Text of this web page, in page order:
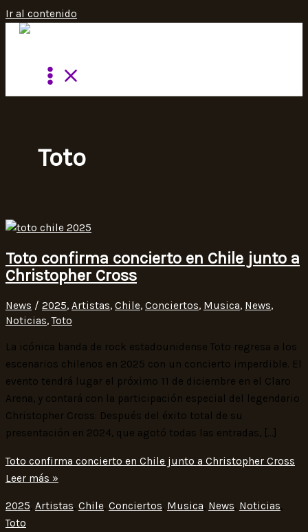
Ir al contenido
Toto
Toto confirma concierto en Chile junto a
Christopher Cross
News / 2025, Artistas, Chile, Conciertos, Musica, News,
Noticias,Toto
La icónica banda de rock estadounidense Toto regresa a los
escenarios chilenos en 2025 con un concierto imperdible. El
evento tendrá lugar el próximo 11 de diciembre en el Claro
Arena, y contará con la participación especial del legendario
Christopher Cross. Después del éxito total de su
presentación en 2024, que agotó todas las entradas, […]
Toto confirma concierto en Chile junto a Christopher Cross
Leer más »
2025, Artistas, Chile, Conciertos, Musica, News, Noticias,
Toto